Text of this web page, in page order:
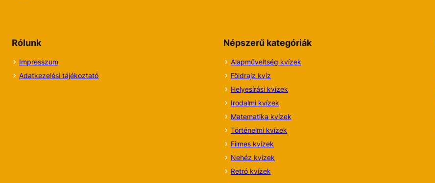
Rólunk
Impresszum
Adatkezelési tájékoztató
Népszerű kategóriák
Alapműveltség kvízek
Földrajz kvíz
Helyesírási kvízek
Irodalmi kvízek
Matematika kvízek
Történelmi kvízek
Filmes kvízek
Nehéz kvízek
Retró kvízek